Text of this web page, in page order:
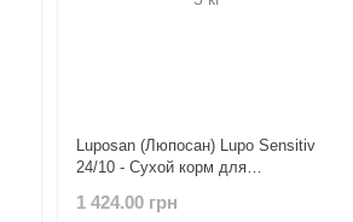
Luposan (Люпосан) Lupo Sensitiv
24/10 - Сухой корм для
кг
1 424.00 грн